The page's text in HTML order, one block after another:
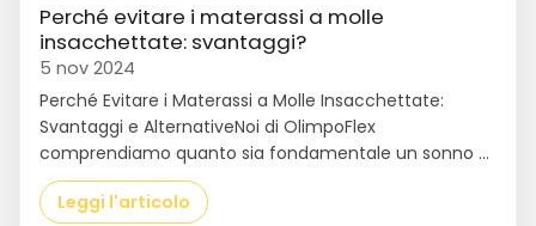
Perché evitare i materassi a molle
insacchettate: svantaggi?
5 nov 2024
Perché Evitare i Materassi a Molle Insacchettate:
Svantaggi e AlternativeNoi di OlimpoFlex
comprendiamo quanto sia fondamentale un sonno ...
Leggi l'articolo